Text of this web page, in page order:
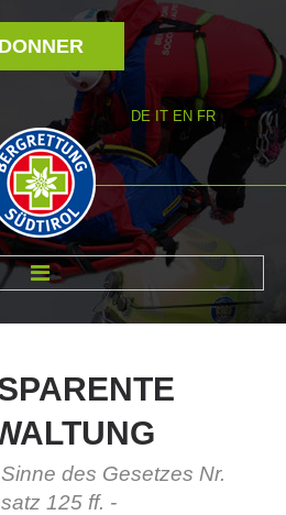
DONNER
DE IT EN FR
des Gesetzes Nr.
125 ff. -